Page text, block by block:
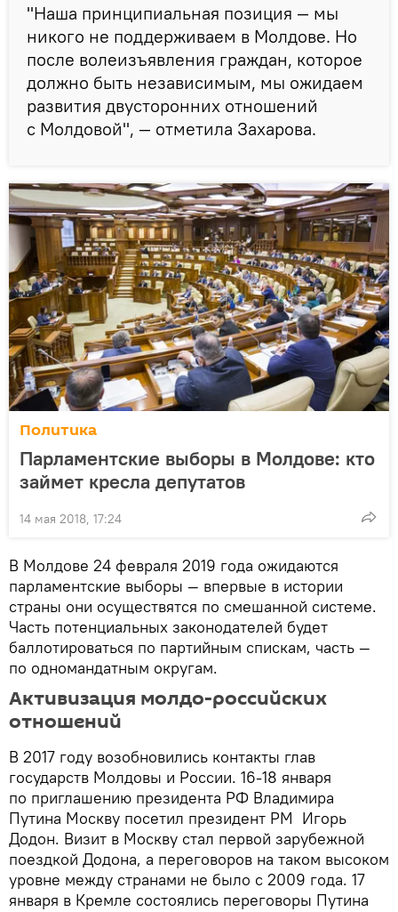
"Наша принципиальная позиция — мы
никого не поддерживаем в Молдове. Но
после волеизъявления граждан, которое
должно быть независимым, мы ожидаем
развития двусторонних отношений
с Молдовой", — отметила Захарова.
Политика
Парламентские выборы в Молдове: кто
займет кресла депутатов
14 мая 2018, 17:24
В Молдове 24 февраля 2019 года ожидаются
парламентские выборы — впервые в истории
страны они осуществятся по смешанной системе.
Часть потенциальных законодателей будет
баллотироваться по партийным спискам, часть —
по одномандатным округам.
Активизация молдо-российских
отношений
В 2017 году возобновились контакты глав
государств Молдовы и России. 16-18 января
по приглашению президента РФ Владимира
Путина Москву посетил президент РМ Игорь
Додон. Визит в Москву стал первой зарубежной
поездкой Додона, а переговоров на таком высоком
уровне между странами не было с 2009 года. 17
января в Кремле состоялись переговоры Путина